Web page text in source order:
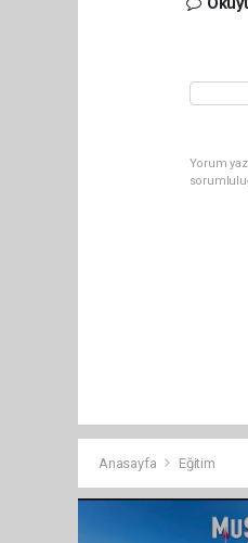
Yorum
Anasayfa Eğitim